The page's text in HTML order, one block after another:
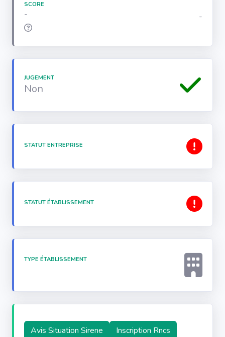
SCORE
- -
JUGEMENT
Non
STATUT ENTREPRISE
STATUT ÉTABLISSEMENT
TYPE ÉTABLISSEMENT
Avis Situation Sirene Inscription Rncs